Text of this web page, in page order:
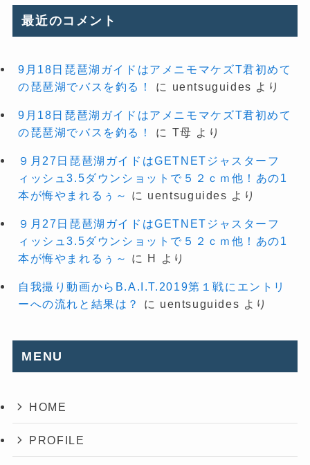
最近のコメント
9月18日琵琶湖ガイドはアメニモマケズT君初めて
の琵琶湖でバスを釣る！
に uentsuguides より
9月18日琵琶湖ガイドはアメニモマケズT君初めて
の琵琶湖でバスを釣る！
に T母 より
９月27日琵琶湖ガイドはGETNETジャスターフ
ィッシュ3.5ダウンショットで５２ｃｍ他！あの1
本が悔やまれるぅ～
に uentsuguides より
９月27日琵琶湖ガイドはGETNETジャスターフ
ィッシュ3.5ダウンショットで５２ｃｍ他！あの1
本が悔やまれるぅ～
に H より
自我撮り動画からB.A.I.T.2019第１戦にエントリ
ーへの流れと結果は？
に uentsuguides より
MENU
HOME
PROFILE